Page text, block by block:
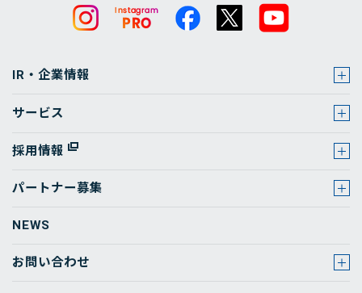
IR・企業情報
サービス
採用情報
パートナー募集
NEWS
お問い合わせ